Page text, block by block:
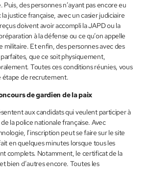
Puis, des personnes n’ayant pas encore eu
justice française, avec un casier judiciaire
doivent avoir accompli la JAPD ou la
à la défense ou ce qu’on appelle
militaire. Et enfin, des personnes avec des
que ce soit physiquement,
Toutes ces conditions réunies, vous
étape de recrutement.
de gardien de la paix
aux candidats qui veulent participer à
la police nationale française. Avec
l’inscription peut se faire sur le site
en quelques minutes lorsque tous les
complets. Notamment, le certificat de la
bien d’autres encore. Toutes les